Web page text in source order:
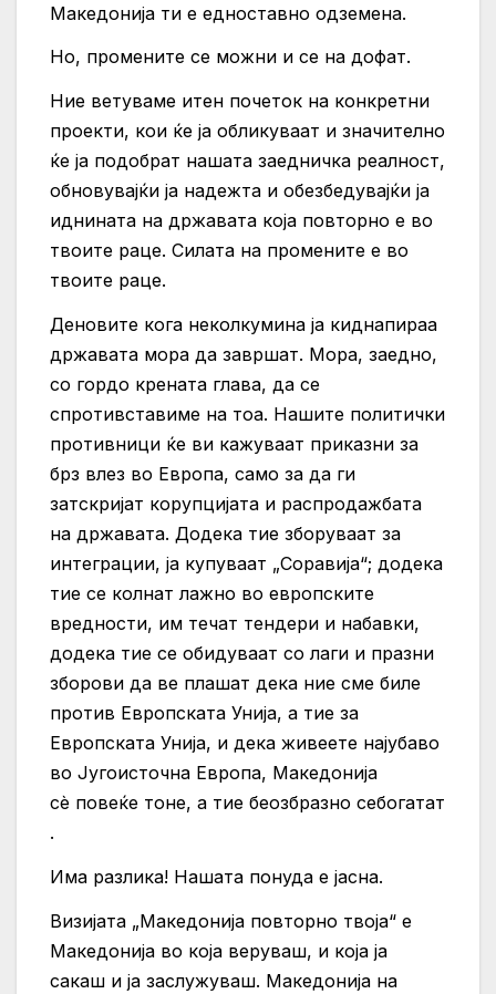
Македонија ти е едноставно одземена.
Но, промените се можни и се на дофат.
Ние ветуваме итен почеток на конкретни
проекти, кои ќе ја обликуваат и значително
ќе ја подобрат нашата заедничка реалност,
обновувајќи ја надежта и обезбедувајќи ја
иднината на државата која повторно е во
твоите раце. Силата на промените е во
твоите раце.
Деновите кога неколкумина ја киднапираа
државата мора да завршат. Мора, заедно,
со гордо крената глава, да се
спротивставиме на тоа. Нашите политички
противници ќе ви кажуваат приказни за
брз влез во Европа, само за да ги
затскријат корупцијата и распродажбата
на државата. Додека тие зборуваат за
интеграции, ја купуваат „Соравија“; додека
тие се колнат лажно во европските
вредности, им течат тендери и набавки,
додека тие се обидуваат со лаги и празни
зборови да ве плашат дека ние сме биле
против Европската Унија, а тие за
Европската Унија, и дека живеете најубаво
во Југоисточна Европа, Македонија
сѐ повеќе тоне, а тие беозбразно себогатат
.
Има разлика! Нашата понуда е јасна.
Визијата „Македонија повторно твоја“ е
Македонија во која веруваш, и која ја
сакаш и ја заслужуваш. Македонија на